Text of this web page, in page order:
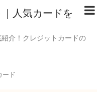
人気カードを
介！クレジットカードの
ード